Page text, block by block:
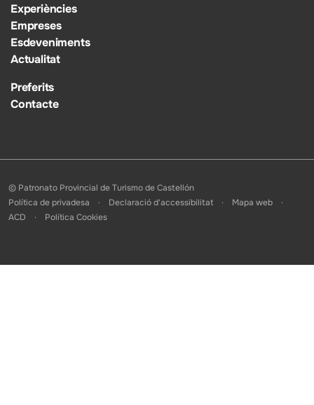
Experiències
Empreses
Esdeveniments
Actualitat
Preferits
Contacte
© Patronato Provincial de Turismo de Castellón
Política de privadesa
Declaració d'accessibilitat
Mapa web
ACD
Política Cookies